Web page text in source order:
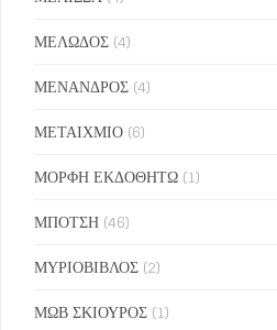
ΜΕΛΩΔΟΣ (4)
ΜΕΝΑΝΔΡΟΣ (4)
ΜΕΤΑΙΧΜΙΟ (6)
ΜΟΡΦΗ ΕΚΔΟΘΗΤΩ (1)
ΜΠΟΤΣΗ (46)
ΜΥΡΙΟΒΙΒΛΟΣ (2)
ΜΩΒ ΣΚΙΟΥΡΟΣ (1)